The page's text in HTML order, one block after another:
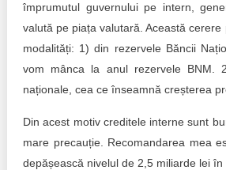
împrumutul guvernului pe intern,
valută pe piața valutară. Această
modalități: 1) din rezervele Băncii
vom mânca la anul rezervele BNM.
naționale, cea ce înseamnă creșterea
Din acest motiv creditele interne sunt
mare precauție. Recomandarea mea
depășească nivelul de 2,5 miliarde lei în